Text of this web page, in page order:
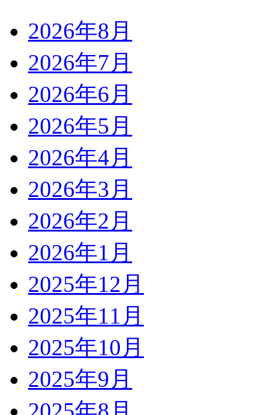
2026年8月
2026年7月
2026年6月
2026年5月
2026年4月
2026年3月
2026年2月
2026年1月
2025年12月
2025年11月
2025年10月
2025年9月